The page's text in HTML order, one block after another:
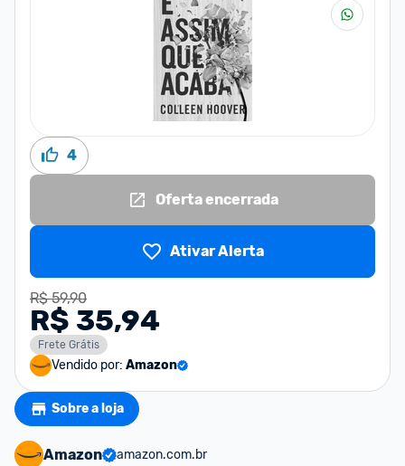
4
Oferta encerrada
Ativar Alerta
R$ 59,90
R$ 35,94
Frete Grátis
Vendido por: Amazon
Sobre a loja
Amazon
amazon.com.br